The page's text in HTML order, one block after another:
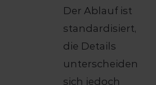
Der Ablauf ist
standardisiert,
die Details
unterscheiden
sich jedoch